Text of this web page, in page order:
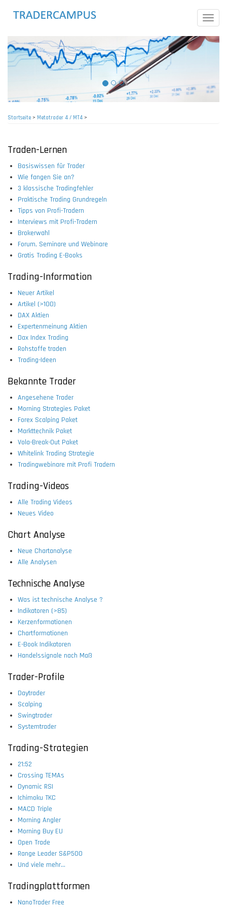
Toggle
Startseite> Metatrader 4 / MT4 >
Traden-Lernen
Basiswissen für Trader
Wie fangen Sie an?
3 klassische Tradingfehler
Praktische Trading Grundregeln
Tipps von Profi-Tradern
Interviews mit Profi-Tradern
Brokerwahl
Forum, Seminare und Webinare
Gratis Trading E-Books
Trading-Information
Neuer Artikel
Artikel (>100)
DAX Aktien
Expertenmeinung Aktien
Dax Index Trading
Rohstoffe traden
Trading-Ideen
Bekannte Trader
Angesehene Trader
Morning Strategies Paket
Forex Scalping Paket
Markttechnik Paket
Vola-Break-Out Paket
Whitelink Trading Strategie
Tradingwebinare mit Profi Tradern
Trading-Videos
Alle Trading Videos
Neues Video
Chart Analyse
Neue Chartanalyse
Alle Analysen
Technische Analyse
Was ist technische Analyse ?
Indikatoren (>85)
Kerzenformationen
Chartformationen
E-Book Indikatoren
Handelssignale nach Maß
Trader-Profile
Daytrader
Scalping
Swingtrader
Systemtrader
Trading-Strategien
21:52
Crossing TEMAs
Dynamic RSI
Ichimoku TKC
MACD Triple
Morning Angler
Morning Buy EU
Open Trade
Range Leader S&P500
Und viele mehr...
Tradingplattformen
NanoTrader Free